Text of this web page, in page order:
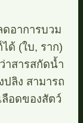
อาการบวม
ด้ (ใบ, ราก)
าสารสกัดน้ำ
ปลิง สามารถ
อดของสัตว์